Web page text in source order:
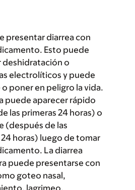
presentar diarrea con
Esto puede
deshidratación o
electrolíticos y puede
o poner en peligro la vida.
puede aparecer rápido
las primeras 24 horas) o
(después de las
horas) luego de tomar
La diarrea
puede presentarse con
goteo nasal,
lagrimeo,